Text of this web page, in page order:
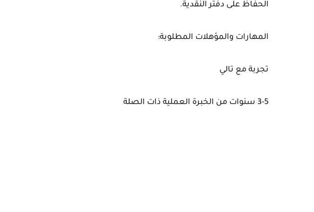
الحفاظ على دفتر النقدية.
المهارات والمؤهلات المطلوبة:
تجربة مع تالي
3-5 سنوات من الخبرة العملية ذات الصلة